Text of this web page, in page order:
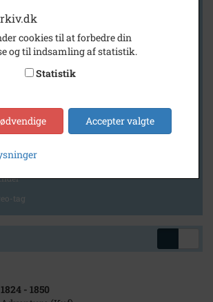
tag
1824 - 1850
cookies til at forbedre din
og til indsamling af statistik.
Statistik
Accepter valgte